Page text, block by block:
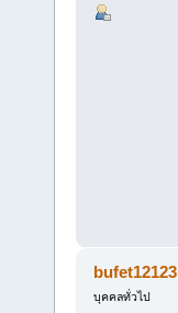
bufet12123
บุคคลทั่วไป